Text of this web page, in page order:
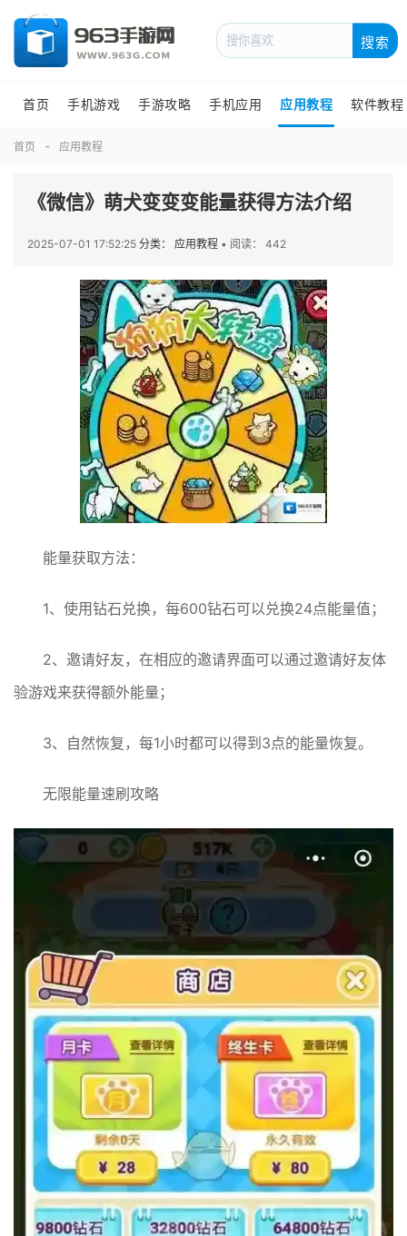
搜索
首页 手机游戏 手游攻略 手机应用 应用教程 软件教程
首页 应用教程
《微信》萌犬变变变能量获得方法介绍
2025-07-01 17:52:25 分类： 应用教程 • 阅读： 442
能量获取方法：
1、使用钻石兑换，每600钻石可以兑换24点能量值；
2、邀请好友，在相应的邀请界面可以通过邀请好友体
验游戏来获得额外能量；
3、自然恢复，每1小时都可以得到3点的能量恢复。
无限能量速刷攻略